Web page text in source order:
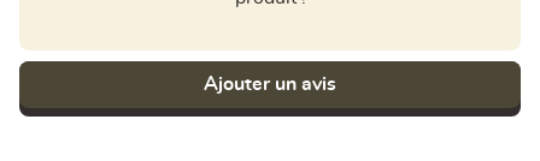
Ajouter un avis